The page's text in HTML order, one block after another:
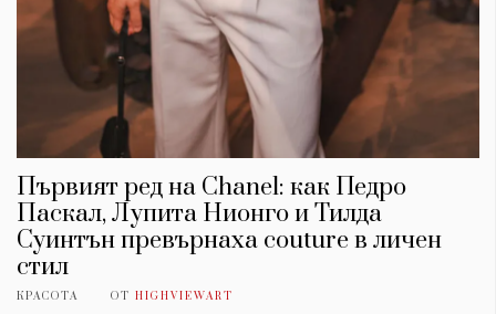
Първият ред на Chanel: как Педро
Паскал, Лупита Нионго и Тилда
Суинтън превърнаха couture в личен
стил
КРАСОТА ОТ HIGHVIEWART